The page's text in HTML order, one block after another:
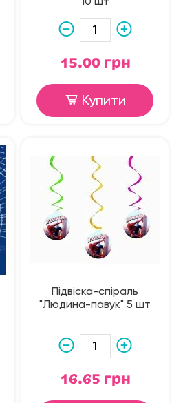
10 шт
15.00 грн
Купити
Підвіска-спіраль
"Людина-павук" 5 шт
16.65 грн